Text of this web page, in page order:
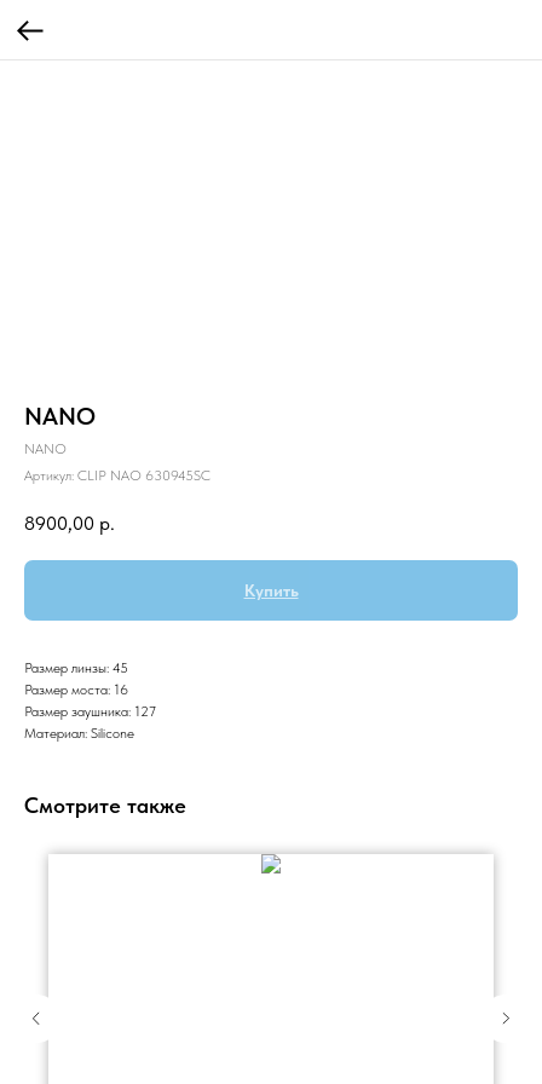
NANO
NANO
Артикул: CLIP NAO 630945SC
8900,00 р.
Купить
Размер линзы: 45
Размер моста: 16
Размер заушника: 127
Материал: Silicone
Смотрите также